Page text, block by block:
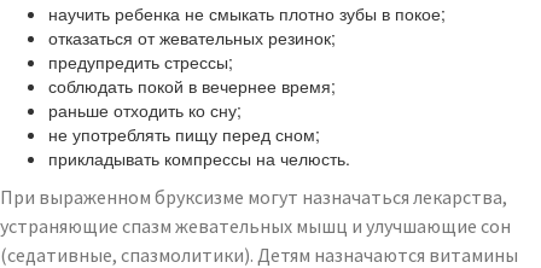
научить ребенка не смыкать плотно зубы в покое;
отказаться от жевательных резинок;
предупредить стрессы;
соблюдать покой в вечернее время;
раньше отходить ко сну;
не употреблять пищу перед сном;
прикладывать компрессы на челюсть.
При выраженном бруксизме могут назначаться лекарства,
устраняющие спазм жевательных мышц и улучшающие сон
(седативные, спазмолитики). Детям назначаются витамины